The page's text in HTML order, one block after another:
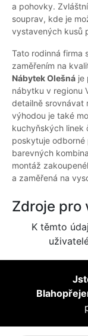
a pohovky.
souprav, kde je
vystavených kusů
Tato rodinná firma
zaměřením na
Nábytek Olešná je
nábytku v regionu
detailně srovnávat
výhodou je také
kuchyňských linek
poskytuje odborné
barevných
montáž
a zaměřená na
Zdroje pro
K těmto